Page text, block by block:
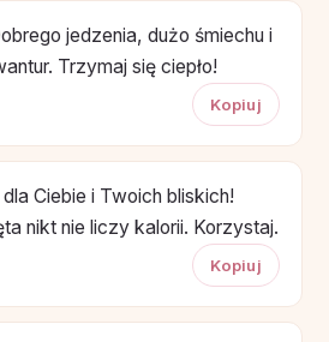
jedzenia, dużo śmiechu i
Trzymaj się ciepło!
Kopiuj
Ciebie i Twoich bliskich!
nikt nie liczy kalorii. Korzystaj.
Kopiuj